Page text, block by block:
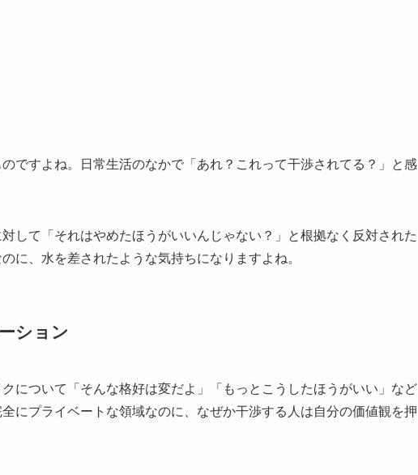
ですよね。日常生活のなかで「あれ？これって干渉されてる？」と感
して「それはやめたほうがいいんじゃない？」と根拠なく反対された
に、水を差されたような気持ちになりますよね。
ション
について「そんな格好は変だよ」「もっとこうしたほうがいい」など
にプライベートな領域なのに、なぜか干渉する人は自分の価値観を押